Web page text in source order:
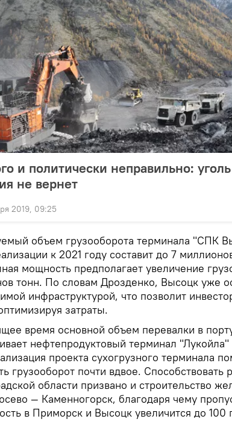
и политически неправильно:
не вернет
2019, 09:25
объем грузооборота терминала "СПК
к 2021 году составит до 7
мощность предполагает увеличение
тонн. По словам Дрозденко, Высоцк уже
инфраструктурой, что позволит
затраты.
время основной объем перевалки в
нефтепродуктовый терминал
проекта сухогрузного терминала
грузооборот почти вдвое. Способствовать
области призвано и строительство
— Каменногорск, благодаря чему
в Приморск и Высоцк увеличится до 100